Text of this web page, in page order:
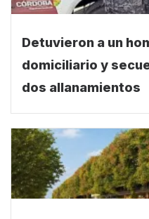
Detuvieron a un
domiciliario y
dos allanamientos